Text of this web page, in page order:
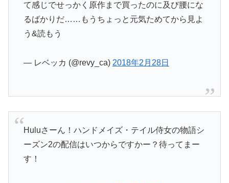
て感じでせっかく原作まで買ったのに及び腰にな
るばかりだ……もうちょっと元気ためてから見よ
う&読もう
— レベッカ (@revy_ca) 2018年2月28日
Huluさーん！ハンドメイズ・テイル侍女の物語シ
ーズン2の配信はいつからですかー？待ってまー
す！